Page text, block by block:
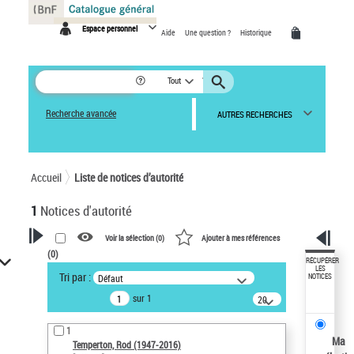
Espace personnel Aide Une question ? Historique
Tout
Recherche avancée AUTRES RECHERCHES
Accueil Liste de notices d’autorité
1 Notices d'autorité
VOTRE RECHERCHE
Recherche avancée dans les
notices d’autorité
Œuvres liées à l'auteur :
Temperton, Rod (1947-2016)
Voir la sélection (0) Ajouter à mes références
(0)
Tri par : Défaut
sur 1
20
résultats/page
1
Temperton, Rod (1947-2016)
RÉCUPÉRER
LES
NOTICES
Ma
Panneau de gestion des cookies